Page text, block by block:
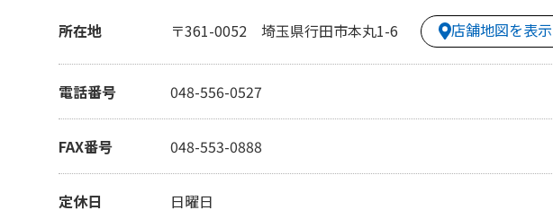
所在地 〒361-0052 埼玉県行田市本丸1-6 店舗地図を表示
電話番号 048-556-0527
FAX番号 048-553-0888
定休日 日曜日